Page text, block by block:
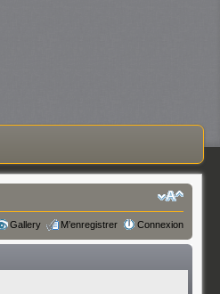
Gallery M’enregistrer Connexion